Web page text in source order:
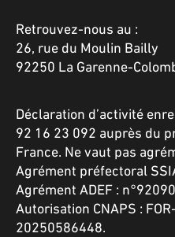
Retrouvez-nous au :
26, rue du Moulin Bailly
92250 La Garenne-
Déclaration d’activité
92 16 23 092 auprès du
France. Ne vaut pas
Agrément préfectoral
Agrément ADEF :
Autorisation CNAPS :
20250586448.